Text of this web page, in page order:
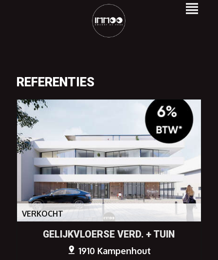
REFERENTIES
VERKOCHT
GELIJKVLOERSE VERD. + TUIN
1910 Kampenhout